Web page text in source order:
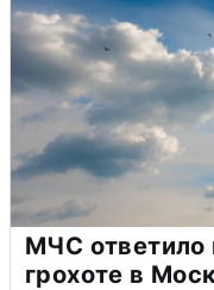
МЧС ответило
грохоте в